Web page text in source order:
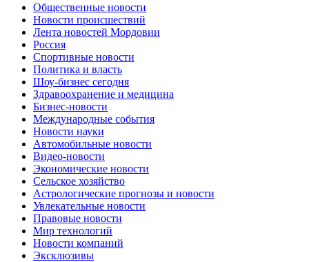
Общественные новости
Новости происшествий
Лента новостей Мордовии
Россия
Спортивные новости
Политика и власть
Шоу-бизнес сегодня
Здравоохранение и медицина
Бизнес-новости
Международные события
Новости науки
Автомобильные новости
Видео-новости
Экономические новости
Сельское хозяйство
Астрологические прогнозы и новости
Увлекательные новости
Правовые новости
Мир технологий
Новости компаний
Эксклюзивы